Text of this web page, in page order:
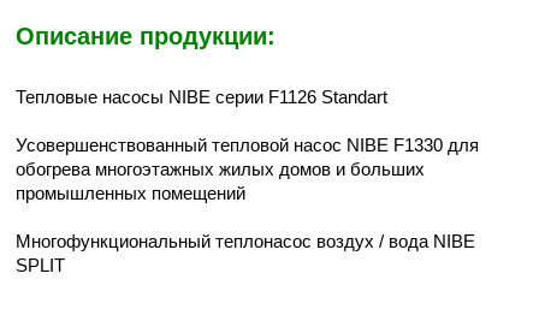
Описание продукции:
Тепловые насосы NIBE серии F1126 Standart
Усовершенствованный тепловой насос NIBE F1330 для
обогрева многоэтажных жилых домов и больших
промышленных помещений
Многофункциональный теплонасос воздух / вода NIBE
SPLIT